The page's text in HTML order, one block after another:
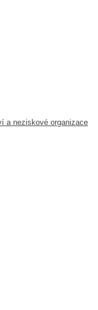
a neziskové organizace